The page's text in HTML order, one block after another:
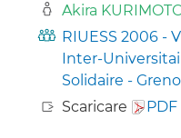
Akira
RIUESS 2006 -
Inter-
Solidaire -
Scaricare
PDF